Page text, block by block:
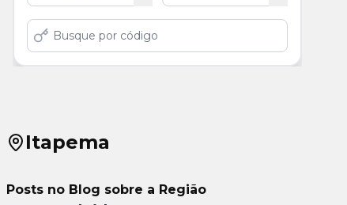
Itapema
Posts no Blog sobre a Região